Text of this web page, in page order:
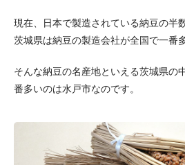
現在、日本で製造されている納豆の半
茨城県は納豆の製造会社が全国で一番
そんな納豆の名産地といえる茨城県の
番多いのは水戸市なのです。